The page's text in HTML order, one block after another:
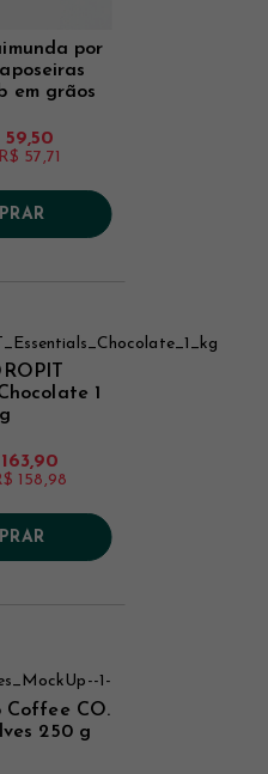
por
em grãos
59,50
R$ 57,71
1
158,98
Coffee CO.
250 g